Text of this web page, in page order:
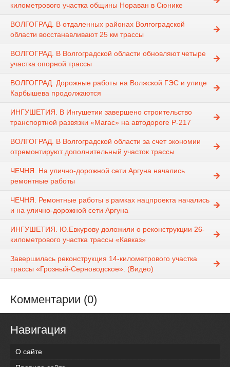
километрового участка общины Нораван в Сюнике
ВОЛГОГРАД. В отдаленных районах Волгоградской
области восстанавливают 25 км трассы
ВОЛГОГРАД. В Волгоградской области обновляют четыре
участка опорной трассы
ВОЛГОГРАД. Дорожные работы на Волжской ГЭС и улице
Карбышева продолжаются
ИНГУШЕТИЯ. В Ингушетии завершено строительство
транспортной развязки «Магас» на автодороге Р-217
ВОЛГОГРАД. В Волгоградской области за счет экономии
отремонтируют дополнительный участок трассы
ЧЕЧНЯ. На улично-дорожной сети Аргуна начались
ремонтные работы
ЧЕЧНЯ. Ремонтные работы в рамках нацпроекта начались
и на улично-дорожной сети Аргуна
ИНГУШЕТИЯ. Ю.Евкурову доложили о реконструкции 26-
километрового участка трассы «Кавказ»
Завершилась реконструкция 14-километрового участка
трассы «Грозный-Серноводское». (Видео)
Комментарии (0)
Навигация
О сайте